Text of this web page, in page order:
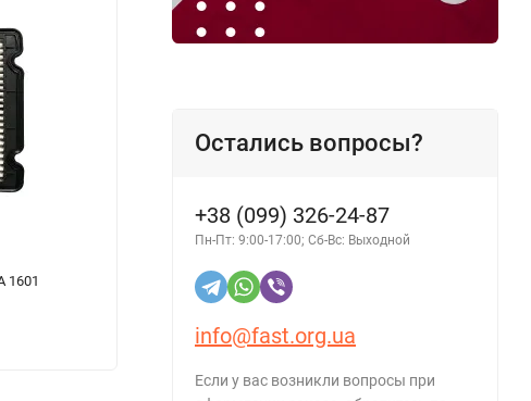
1601
Лампочка для авто FUSION H11 12V 55W
Super Blue PGJ19-2
198 грн.
Остались вопросы?
+38 (099) 326-24-87
Пн-Пт: 9:00-17:00; Сб-Вс: Выходной
info@fast.org.ua
Если у вас возникли вопросы при